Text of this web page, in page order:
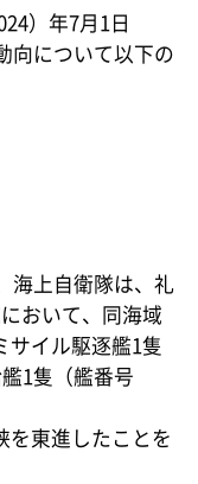
）年7月1日
向について以下の
海上自衛隊は、礼
おいて、同海域
サイル駆逐艦1隻
1隻（艦番号
東進したことを